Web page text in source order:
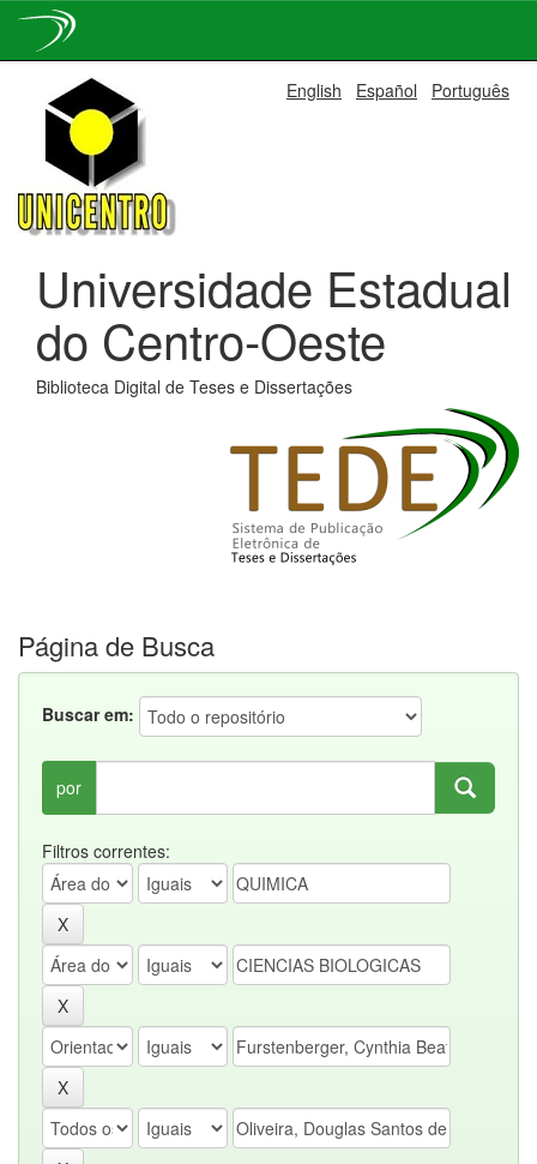
navigation
English Español Português
Universidade Estadual
do Centro-Oeste
Biblioteca Digital de Teses e Dissertações
Página de Busca
Buscar em:
por
Filtros correntes: